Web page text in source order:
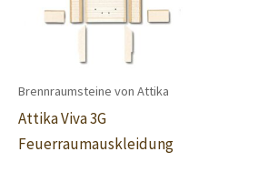
Brennraumsteine von Attika
Attika Viva 3G
Feuerraumauskleidung